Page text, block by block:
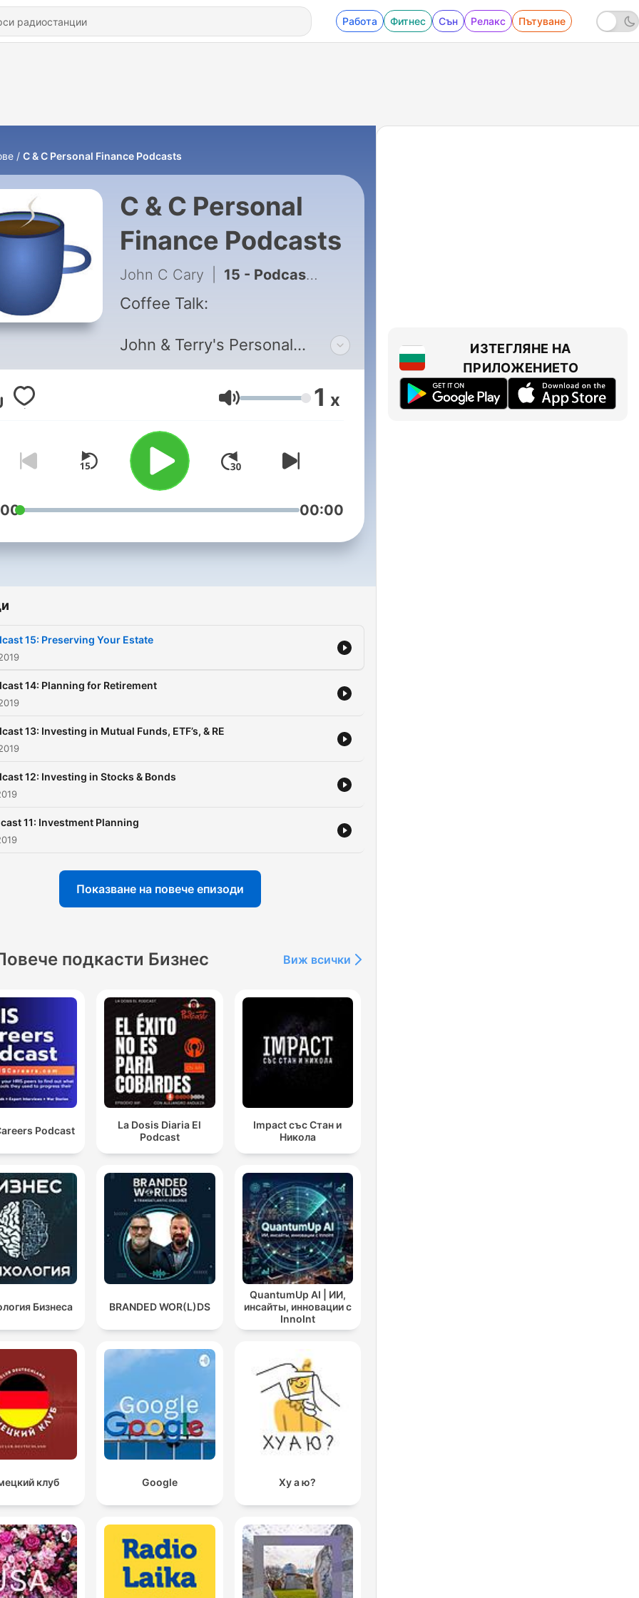
Работа Фитнес Сън Релакс Пътуване
C & C Personal Finance Podcasts
C & C Personal
Finance Podcasts
John C Cary 15 - Podcast 15: Preserving Your Estate
Coffee Talk:
John & Terry's Personal
Finance Podcasts for College
Сила на звука 1 x
00:00
15: Preserving Your Estate
14: Planning for Retirement
13: Investing in Mutual Funds, ETF’s, & RE
12: Investing in Stocks & Bonds
11: Investment Planning
Показване на повече епизоди
подкасти Бизнес Виж всички
Podcast
La Dosis Diaria El
Podcast
Impact със Стан и
Никола
Бизнеса BRANDED WOR(L)DS
QuantumUp AI | ИИ,
инсайты, инновации с
InnoInt
клуб Google Ху а ю?
ИЗТЕГЛЯНЕ НА
ПРИЛОЖЕНИЕТО